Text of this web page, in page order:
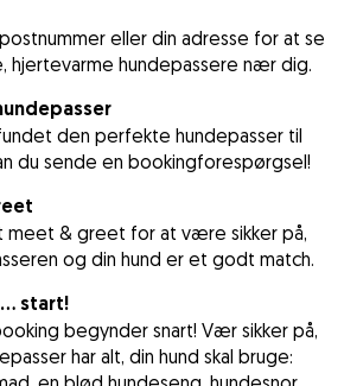
eller din adresse for at se
hjertevarme hundepassere nær dig.
den perfekte hundepasser til
du sende en bookingforespørgsel!
meet & greet for at være sikker på,
og din hund er et godt match.
start!
begynder snart! Vær sikker på,
har alt, din hund skal bruge: